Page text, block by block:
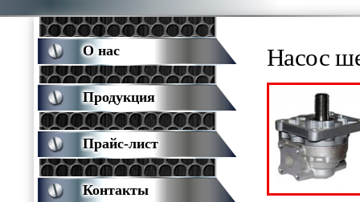
Насос
О нас
Продукция
Прайс-лист
Контакты